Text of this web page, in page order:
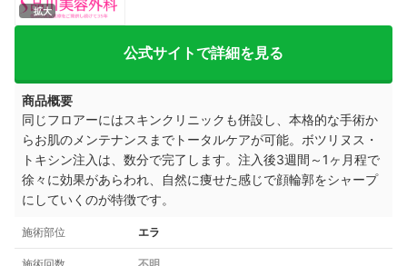
拡大
公式サイトで詳細を見る
商品概要
同じフロアーにはスキンクリニックも併設し、本格的な手術か
らお肌のメンテナンスまでトータルケアが可能。ボツリヌス・
トキシン注入は、数分で完了します。注入後3週間～1ヶ月程で
徐々に効果があらわれ、自然に痩せた感じで顔輪郭をシャープ
にしていくのが特徴です。
施術部位 エラ